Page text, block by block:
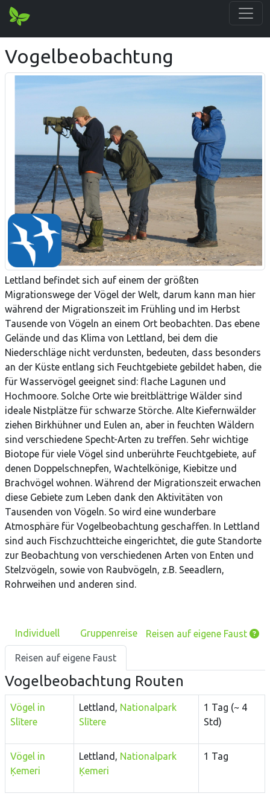
Vogelbeobachtung
Lettland befindet sich auf einem der größten
Migrationswege der Vögel der Welt, darum kann man hier
während der Migrationszeit im Frühling und im Herbst
Tausende von Vögeln an einem Ort beobachten. Das ebene
Gelände und das Klima von Lettland, bei dem die
Niederschläge nicht verdunsten, bedeuten, dass besonders
an der Küste entlang sich Feuchtgebiete gebildet haben, die
für Wasservögel geeignet sind: flache Lagunen und
Hochmoore. Solche Orte wie breitblättrige Wälder sind
ideale Nistplätze für schwarze Störche. Alte Kiefernwälder
ziehen Birkhühner und Eulen an, aber in feuchten Wäldern
sind verschiedene Specht-Arten zu treffen. Sehr wichtige
Biotope für viele Vögel sind unberührte Feuchtgebiete, auf
denen Doppelschnepfen, Wachtelkönige, Kiebitze und
Brachvögel wohnen. Während der Migrationszeit erwachen
diese Gebiete zum Leben dank den Aktivitäten von
Tausenden von Vögeln. So wird eine wunderbare
Atmosphäre für Vogelbeobachtung geschaffen. In Lettland
sind auch Fischzuchtteiche eingerichtet, die gute Standorte
zur Beobachtung von verschiedenen Arten von Enten und
Stelzvögeln, sowie von Raubvögeln, z.B. Seeadlern,
Rohrweihen und anderen sind.
Individuell Gruppenreise
Reisen auf eigene Faust
Reisen auf eigene Faust
Vogelbeobachtung Routen
Vögel in
Slītere
Lettland, Nationalpark
Slītere
1 Tag (~ 4
Std)
Vögel in
Ķemeri
Lettland, Nationalpark
Ķemeri
1 Tag